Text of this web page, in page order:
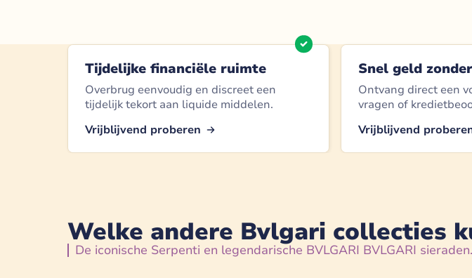
Tijdelijke financiële ruimte
Overbrug eenvoudig en discreet een
tijdelijk tekort aan liquide middelen.
Vrijblijvend proberen
Snel geld
Ontvang direct een
vragen of
Vrijblijvend
Welke andere Bvlgari collecties
De iconische Serpenti en legendarische BVLGARI BVLGARI sieraden.